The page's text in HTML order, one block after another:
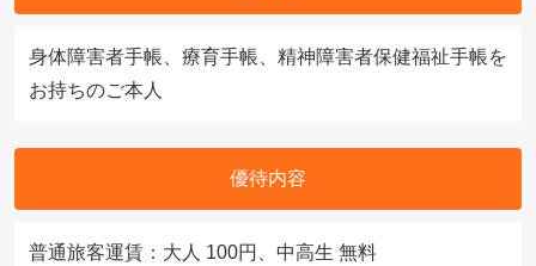
身体障害者手帳、療育手帳、精神障害者保健福祉手帳を
お持ちのご本人
優待内容
普通旅客運賃：大人 100円、中高生 無料